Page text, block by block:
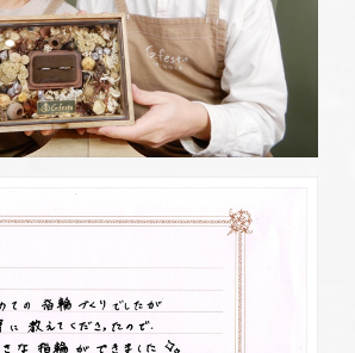
問
着情報
TEL.059-392-6577
10:00〜18:30
火曜日・水曜日
※祝日の場合は営業
TEL.053-455-2177
10:00〜18:30
火曜日・水曜日